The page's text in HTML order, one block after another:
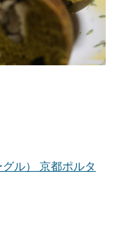
ル） 京都ポルタ